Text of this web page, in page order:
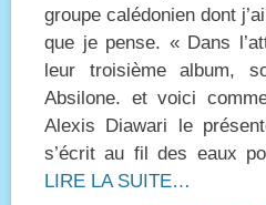
groupe calédonien dont
que je pense. « Dans
leur troisième album,
Absilone. et voici
Alexis Diawari le
s’écrit au fil des eaux
LIRE LA SUITE…